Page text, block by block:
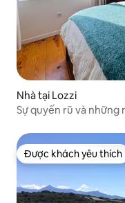
Nhà tại Lozzi
Sự quyến rũ và những
Được khách yêu thích
Được khách yêu thích